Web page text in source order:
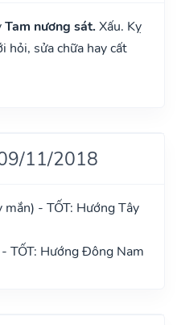
Tam nương sát. Xấu. Kỵ
hỏi, sửa chữa hay cất
11/2018
- TỐT: Hướng Tây
TỐT: Hướng Đông Nam